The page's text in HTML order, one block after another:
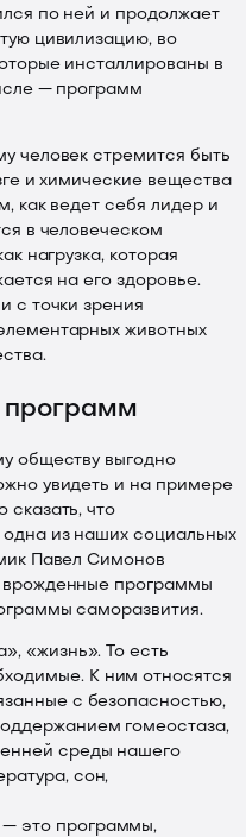
по ней и продолжает
цивилизацию, во
инсталлированы в
— программ
человек стремится быть
и химические вещества
как ведет себя лидер и
в человеческом
нагрузка, которая
на его здоровье.
с точки зрения
животных
программ
обществу выгодно
увидеть и на примере
что
из наших социальных
Павел Симонов
врожденные программы
саморазвития.
«жизнь». То есть
К ним относятся
с безопасностью,
гомеостаза,
среды нашего
сон,
— это программы,